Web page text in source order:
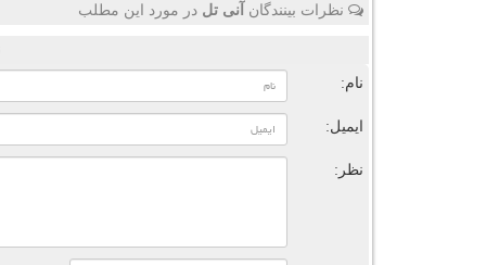
نظرات بینندگان آنی تل در مورد این مطلب
نام:
ایمیل:
نظر: